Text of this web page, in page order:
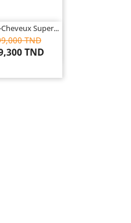
Super...
TND
TND